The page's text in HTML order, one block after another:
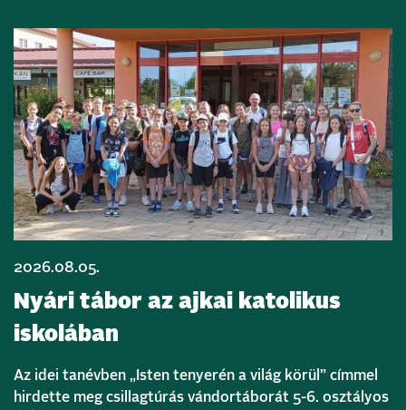
2026.08.05.
Nyári tábor az ajkai katolikus
iskolában
Az idei tanévben „Isten tenyerén a világ körül” címmel
hirdette meg csillagtúrás vándortáborát 5-6. osztályos